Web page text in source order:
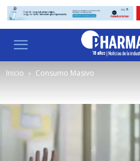
Inicio Consumo Masivo